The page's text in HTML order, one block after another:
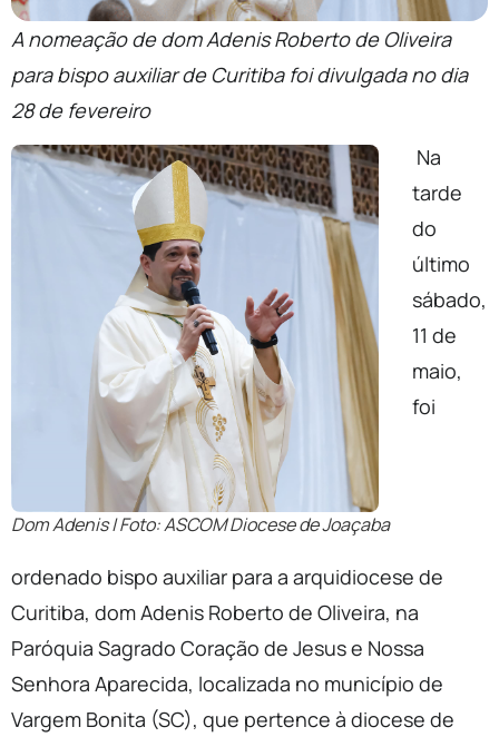
A nomeação de dom Adenis Roberto de Oliveira
para bispo auxiliar de Curitiba foi divulgada no dia
28 de fevereiro
Dom Adenis | Foto: ASCOM Diocese de Joaçaba
Na
tarde
do
último
sábado,
11 de
maio,
foi
ordenado bispo auxiliar para a arquidiocese de
Curitiba, dom Adenis Roberto de Oliveira, na
Paróquia Sagrado Coração de Jesus e Nossa
Senhora Aparecida, localizada no município de
Vargem Bonita (SC), que pertence à diocese de